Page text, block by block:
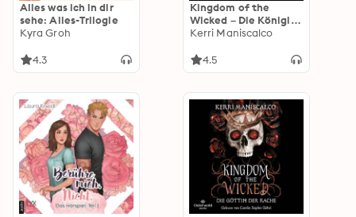
Alles was ich in dir
sehe: Alles-Trilogie
Kyra Groh
4.3
Kingdom of the
Wicked – Die Königin
der Hölle (Kingdom of
Kerri Maniscalco
4.5